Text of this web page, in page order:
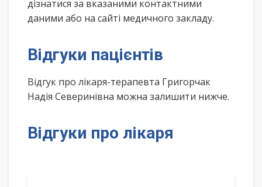
дізнатися за вказаними контактними
даними або на сайті медичного закладу.
Відгуки пацієнтів
Відгук про лікаря-терапевта Григорчак
Надія Северинівна можна залишити нижче.
Відгуки про лікаря